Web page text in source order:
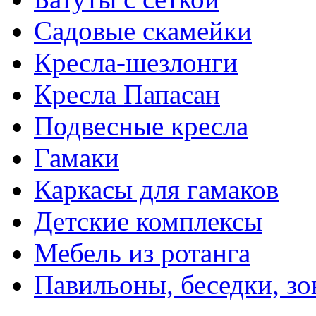
Садовые скамейки
Кресла-шезлонги
Кресла Папасан
Подвесные кресла
Гамаки
Каркасы для гамаков
Детские комплексы
Мебель из ротанга
Павильоны, беседки,